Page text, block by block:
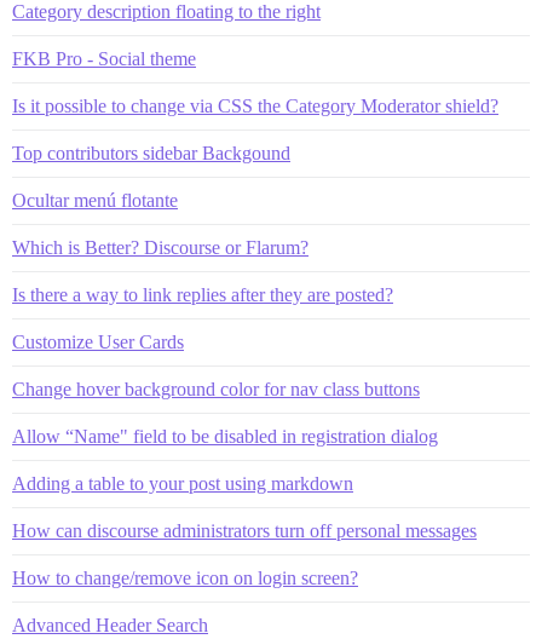
Category description floating to the right
FKB Pro - Social theme
Is it possible to change via CSS the Category Moderator shield?
Top contributors sidebar Backgound
Ocultar menú flotante
Which is Better? Discourse or Flarum?
Is there a way to link replies after they are posted?
Customize User Cards
Change hover background color for nav class buttons
Allow “Name" field to be disabled in registration dialog
Adding a table to your post using markdown
How can discourse administrators turn off personal messages
How to change/remove icon on login screen?
Advanced Header Search